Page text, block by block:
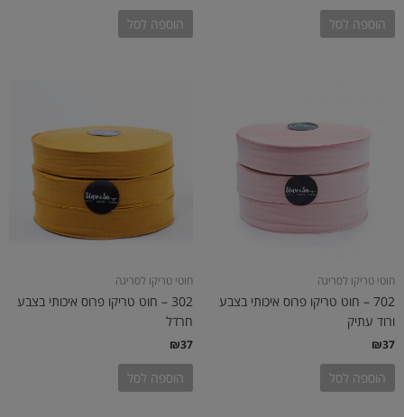
הוספה לסל הוספה לסל
חוטי טריקו לסריגה
702 – חוט טריקו פרוס איכותי בצבע
ורוד עתיק
₪37
הוספה לסל
חוטי טריקו לסריגה
302 – חוט טריקו פרוס איכותי בצבע
חרדל
₪37
הוספה לסל